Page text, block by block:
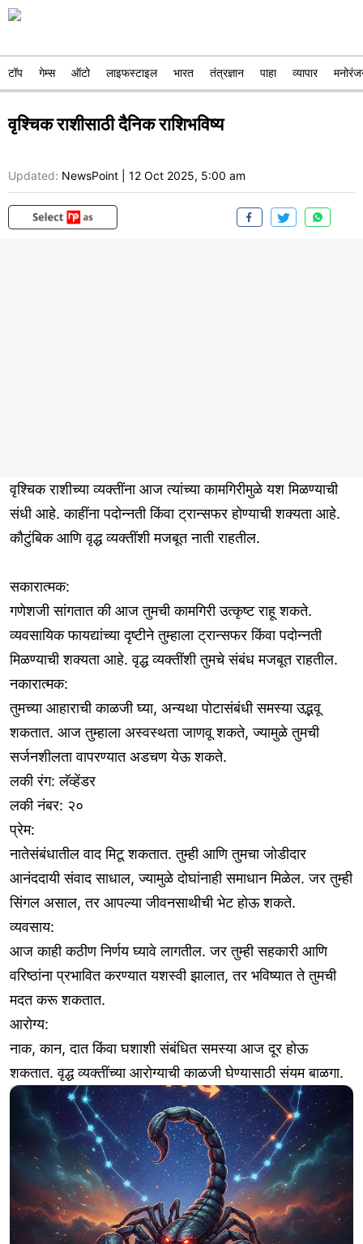
टॉप गेम्स ऑटो लाइफस्टाइल भारत तंत्रज्ञान पाहा व्यापार
वृश्चिक राशीसाठी दैनिक राशिभविष्य
Updated: NewsPoint 12 Oct 2025, 5:00 am
वृश्चिक राशीच्या व्यक्तींना आज त्यांच्या कामगिरीमुळे यश मिळण्याची
संधी आहे. काहींना पदोन्नती किंवा ट्रान्सफर होण्याची शक्यता आहे.
कौटुंबिक आणि वृद्ध व्यक्तींशी मजबूत नाती राहतील.
सकारात्मक:
गणेशजी सांगतात की आज तुमची कामगिरी उत्कृष्ट राहू शकते.
व्यवसायिक फायद्यांच्या दृष्टीने तुम्हाला ट्रान्सफर किंवा पदोन्नती
मिळण्याची शक्यता आहे. वृद्ध व्यक्तींशी तुमचे संबंध मजबूत राहतील.
नकारात्मक:
तुमच्या आहाराची काळजी घ्या, अन्यथा पोटासंबंधी समस्या उद्भवू
शकतात. आज तुम्हाला अस्वस्थता जाणवू शकते, ज्यामुळे तुमची
सर्जनशीलता वापरण्यात अडचण येऊ शकते.
लकी रंग: लॅव्हेंडर
लकी नंबर: २०
प्रेम:
नातेसंबंधातील वाद मिटू शकतात. तुम्ही आणि तुमचा जोडीदार
आनंददायी संवाद साधाल, ज्यामुळे दोघांनाही समाधान मिळेल. जर तुम्ही
सिंगल असाल, तर आपल्या जीवनसाथीची भेट होऊ शकते.
व्यवसाय:
आज काही कठीण निर्णय घ्यावे लागतील. जर तुम्ही सहकारी आणि
वरिष्ठांना प्रभावित करण्यात यशस्वी झालात, तर भविष्यात ते तुमची
मदत करू शकतात.
आरोग्य:
नाक, कान, दात किंवा घशाशी संबंधित समस्या आज दूर होऊ
शकतात. वृद्ध व्यक्तींच्या आरोग्याची काळजी घेण्यासाठी संयम बाळगा.